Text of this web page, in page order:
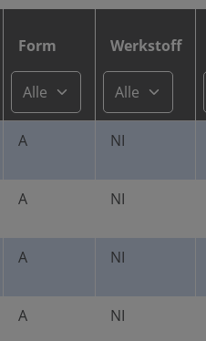
Form Werkstoff
A NI
A NI
A NI
A NI